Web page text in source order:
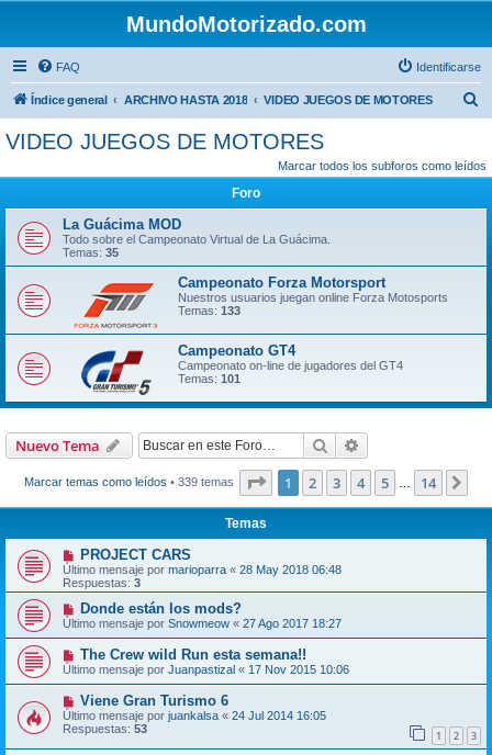
MundoMotorizado.com
FAQ Identificarse
Índice general ARCHIVO HASTA 2018 VIDEO JUEGOS DE MOTORES
c
VIDEO JUEGOS DE MOTORES
Marcar todos los subforos como leídos
Foro
La Guácima MOD
Todo sobre el Campeonato Virtual de La Guácima.
Temas: 35
Campeonato Forza Motorsport
Nuestros usuarios juegan online Forza Motosports
Temas: 133
Campeonato GT4
Campeonato on-line de jugadores del GT4
Temas: 101
Nuevo Tema Buscar
Marcar temas como leídos • 339 temas Página de 14
1 2 3 4 5 14
Temas
PROJECT CARS
Último mensaje por marioparra « 28 May 2018 06:48
Respuestas: 3
Donde están los mods?
Último mensaje por Snowmeow « 27 Ago 2017 18:27
The Crew wild Run esta semana!!
Último mensaje por Juanpastizal « 17 Nov 2015 10:06
Viene Gran Turismo 6
Último mensaje por juankalsa « 24 Jul 2014 16:05
Respuestas: 53 1 2 3